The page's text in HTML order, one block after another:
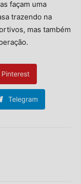
façam uma
trazendo na
mas também
Pinterest
Telegram